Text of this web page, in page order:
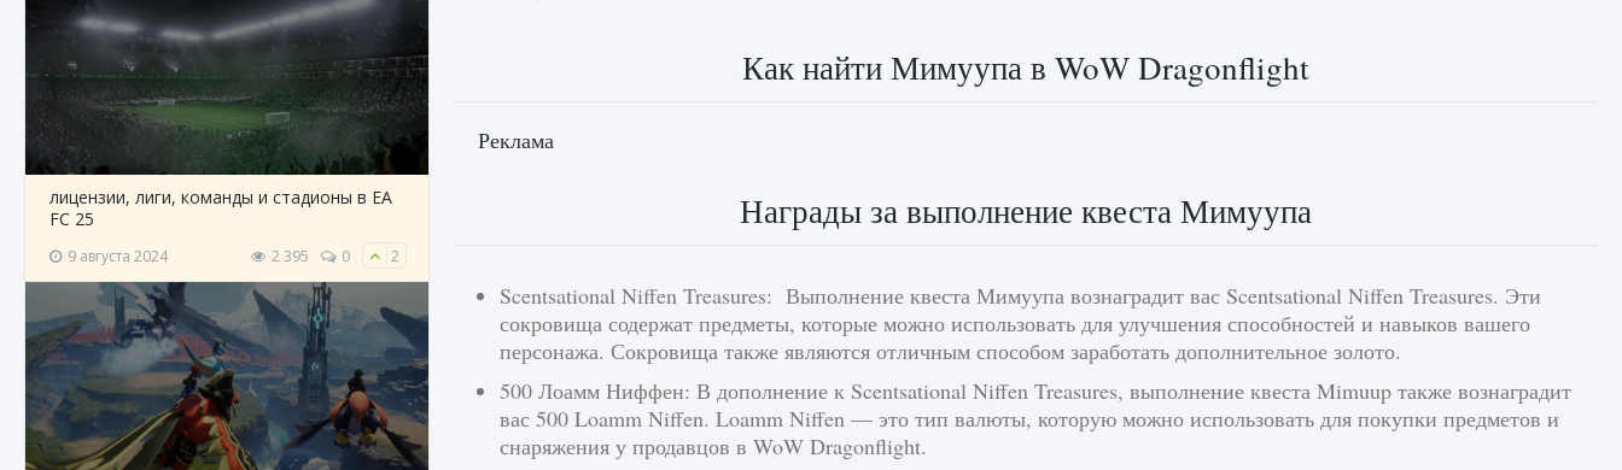
лицензии, лиги, команды и стадионы в EA
FC 25
9 августа 2024 2 395 0 2
Как найти Мимуупа в WoW Dragonflight
Реклама
Награды за выполнение квеста Мимуупа
Scentsational Niffen Treasures: Выполнение квеста Мимуупа вознаградит вас Scentsational Niffen Treasures. Эти
сокровища содержат предметы, которые можно использовать для улучшения способностей и навыков вашего
персонажа. Сокровища также являются отличным способом заработать дополнительное золото.
500 Лоамм Ниффен: В дополнение к Scentsational Niffen Treasures, выполнение квеста Mimuup также вознаградит
вас 500 Loamm Niffen. Loamm Niffen — это тип валюты, которую можно использовать для покупки предметов и
снаряжения у продавцов в WoW Dragonflight.